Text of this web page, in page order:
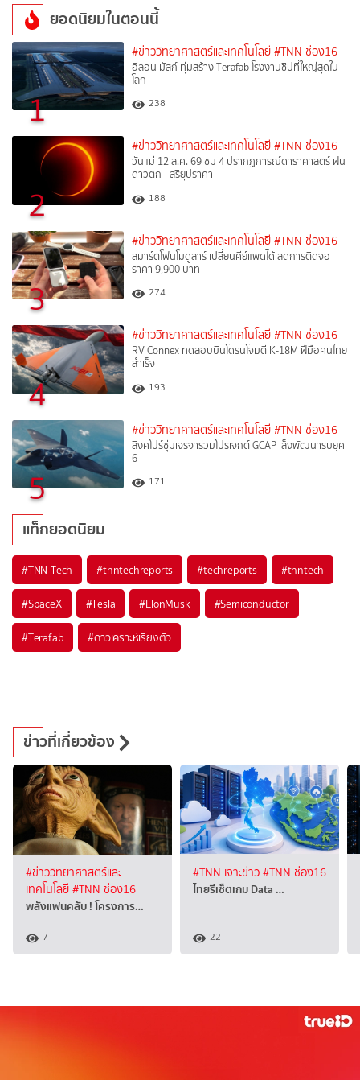
ยอดนิยมในตอนนี้
1
#ข่าววิทยาศาสตร์และเทคโนโลยี #TNN ช่อง16
อีลอน มัสก์ ทุ่มสร้าง Terafab โรงงานชิปที่ใหญ่สุดใน
โลก
238
2
#ข่าววิทยาศาสตร์และเทคโนโลยี #TNN ช่อง16
วันแม่ 12 ส.ค. 69 ชม 4 ปรากฏการณ์ดาราศาสตร์ ฝน
ดาวตก - สุริยุปราคา
188
3
#ข่าววิทยาศาสตร์และเทคโนโลยี #TNN ช่อง16
สมาร์ตโฟนโมดูลาร์ เปลี่ยนคีย์แพดได้ ลดการติดจอ
ราคา 9,900 บาท
274
4
#ข่าววิทยาศาสตร์และเทคโนโลยี #TNN ช่อง16
RV Connex ทดสอบบินโดรนโจมตี K-18M ฝีมือคนไทย
สำเร็จ
193
5
#ข่าววิทยาศาสตร์และเทคโนโลยี #TNN ช่อง16
สิงคโปร์ซุ่มเจรจาร่วมโปรเจกต์ GCAP เล็งพัฒนารบยุค
6
171
แท็กยอดนิยม
#TNN Tech #tnntechreports #techreports #tnntech
#SpaceX #Tesla #ElonMusk #Semiconductor
#Terafab #ดาวเคราะห์เรียงตัว
ข่าวที่เกี่ยวข้อง
#ข่าววิทยาศาสตร์และ
เทคโนโลยี#TNN ช่อง16
พลังแฟนคลับ ! โครงการ…
7
#TNN เจาะข่าว#TNN ช่อง16
ไทยรีเซ็ตเกม Data …
22